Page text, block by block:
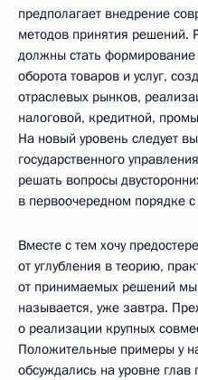
предполагает внедрение
методов принятия решений.
должны стать
оборота товаров и услуг,
отраслевых рынков,
налоговой, кредитной,
На новый уровень следует
государственного
решать вопросы
в первоочередном порядке
Вместе с тем хочу
от углубления в теорию,
от принимаемых решений
называется, уже завтра.
о реализации крупных
Положительные примеры у
обсуждались на уровне глав